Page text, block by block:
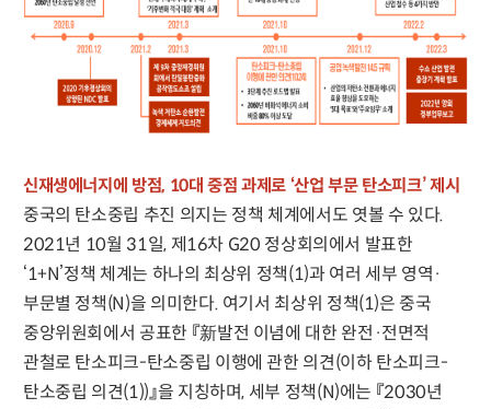
신재생에너지에 방점, 10대 중점 과제로 ‘산업 부문 탄소피크’ 제시
중국의 탄소중립 추진 의지는 정책 체계에서도 엿볼 수 있다.
2021년 10월 31일, 제16차 G20 정상회의에서 발표한
‘1+N’정책 체계는 하나의 최상위 정책(1)과 여러 세부 영역·
부문별 정책(N)을 의미한다. 여기서 최상위 정책(1)은 중국
중앙위원회에서 공표한 『新발전 이념에 대한 완전·전면적
관철로 탄소피크-탄소중립 이행에 관한 의견(이하 탄소피크-
탄소중립 의견(1))』을 지칭하며, 세부 정책(N)에는 『2030년